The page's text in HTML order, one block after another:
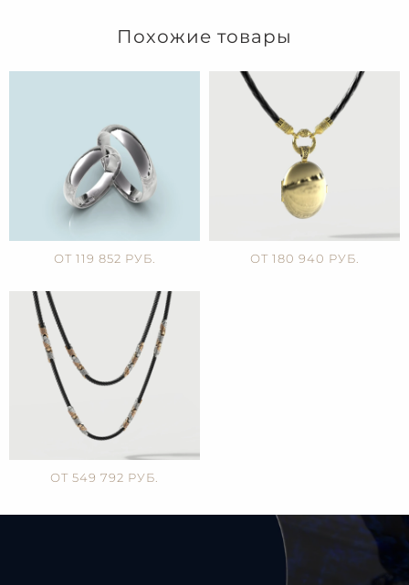
Похожие товары
ОТ 119 852 РУБ. ОТ 180 940 РУБ.
ОТ 549 792 РУБ.